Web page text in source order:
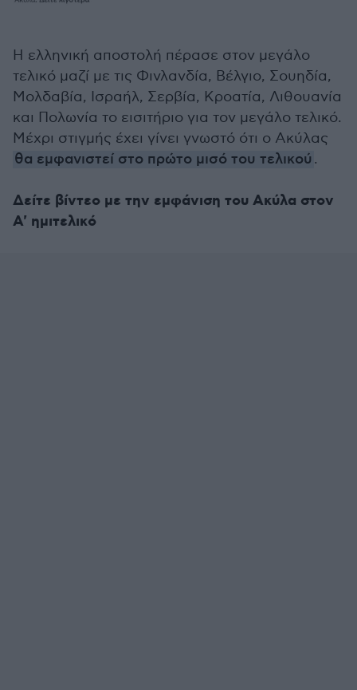
Η ελληνική αποστολή πέρασε στον μεγάλο
τελικό μαζί με τις Φινλανδία, Βέλγιο, Σουηδία,
Μολδαβία, Ισραήλ, Σερβία, Κροατία, Λιθουανία
και Πολωνία το εισιτήριο για τον μεγάλο τελικό.
Μέχρι στιγμής έχει γίνει γνωστό ότι ο Ακύλας
θα εμφανιστεί στο πρώτο μισό του τελικού .
Δείτε βίντεο με την εμφάνιση του Ακύλα στον
Α' ημιτελικό